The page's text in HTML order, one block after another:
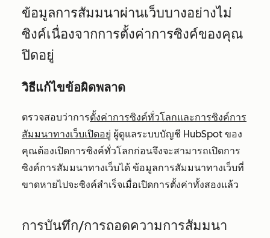
ข้อมูลการสัมมนาผ่านเว็บบางอย่างไม่
ซิงค์เนื่องจากการตั้งค่าการซิงค์ของคุณ
ปิดอยู่
วิธีแก้ไขข้อผิดพลาด
ตรวจสอบว่าการตั้งค่าการซิงค์ทั่วโลกและการซิงค์การ
สัมมนาทางเว็บเปิดอยู่ ผู้ดูแลระบบบัญชี HubSpot ของ
คุณต้องเปิดการซิงค์ทั่วโลกก่อนจึงจะสามารถเปิดการ
ซิงค์การสัมมนาทางเว็บได้ ข้อมูลการสัมมนาทางเว็บที่
ขาดหายไปจะซิงค์สำเร็จเมื่อเปิดการตั้งค่าทั้งสองแล้ว
การบันทึก/การถอดความการสัมมนา